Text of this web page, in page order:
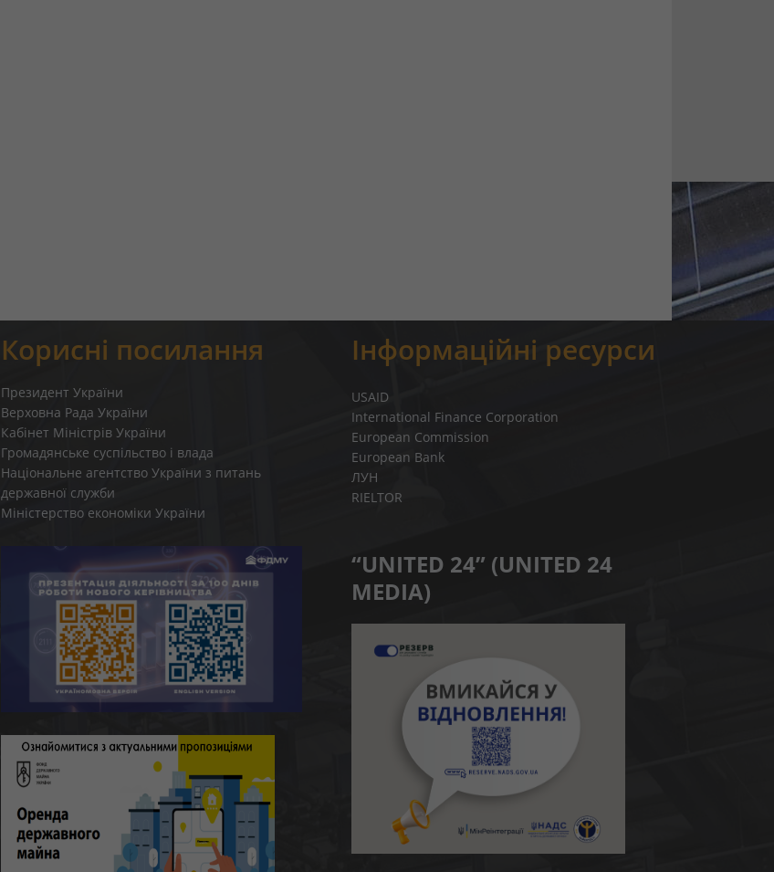
Корисні посилання
Президент України
Верховна Рада України
Кабінет Міністрів України
Громадянське суспільство і влада
Національне агентство України з питань
державної служби
Міністерство економіки України
Інформаційні ресурси
USAID
International Finance Corporation
European Commission
European Bank
ЛУН
RIELTOR
“UNITED 24” (UNITED 24
MEDIA)